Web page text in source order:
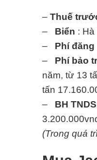
– Thuế
– Biển :
– Phí đăng
– Phí bảo
năm, từ 13
tấn
– BH TNDS
(Trong quá